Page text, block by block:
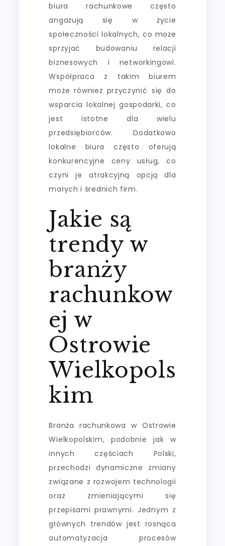
biura rachunkowe często
angażują się w życie
społeczności lokalnych, co może
sprzyjać budowaniu relacji
biznesowych i networkingowi.
Współpraca z takim biurem
może również przyczynić się do
wsparcia lokalnej gospodarki, co
jest istotne dla wielu
przedsiębiorców. Dodatkowo
lokalne biura często oferują
konkurencyjne ceny usług, co
czyni je atrakcyjną opcją dla
małych i średnich firm.
Jakie są
trendy w
branży
rachunkow
ej w
Ostrowie
Wielkopols
kim
Branża rachunkowa w Ostrowie
Wielkopolskim, podobnie jak w
innych częściach Polski,
przechodzi dynamiczne zmiany
związane z rozwojem technologii
oraz zmieniającymi się
przepisami prawnymi. Jednym z
głównych trendów jest rosnąca
automatyzacja procesów